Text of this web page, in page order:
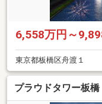
6,558万円～
東京都板橋区舟渡１
プラウドタワー板橋